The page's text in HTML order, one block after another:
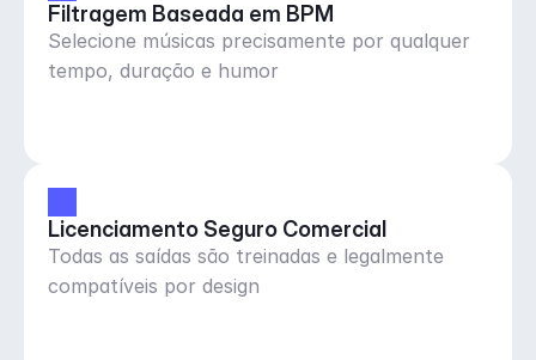
Filtragem Baseada em BPM
Selecione músicas precisamente por qualquer
tempo, duração e humor
Licenciamento Seguro Comercial
Todas as saídas são treinadas e legalmente
compatíveis por design